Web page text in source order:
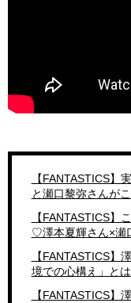
【FANTASTICS】
と瀬口黎弥さんが
【FANTASTICS】
♡澤本夏輝さん×瀬
【FANTASTICS】
境での心構え」とは
【FANTASTICS】